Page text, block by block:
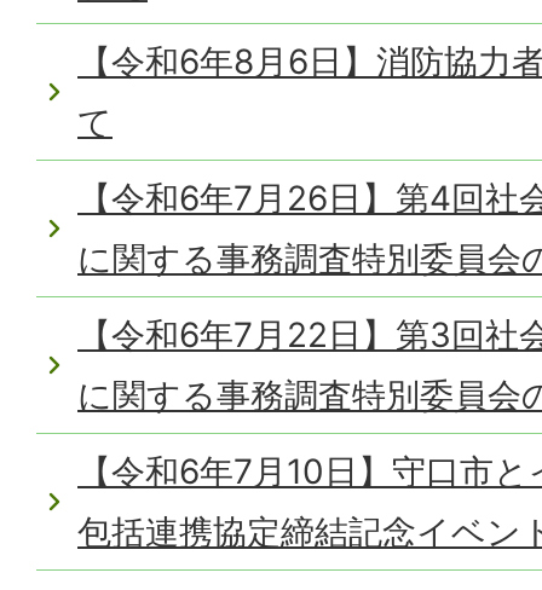
【令和6年8月6日】消防協力
て
【令和6年7月26日】第4回社
に関する事務調査特別委員会
【令和6年7月22日】第3回社
に関する事務調査特別委員会
【令和6年7月10日】守口市
包括連携協定締結記念イベン